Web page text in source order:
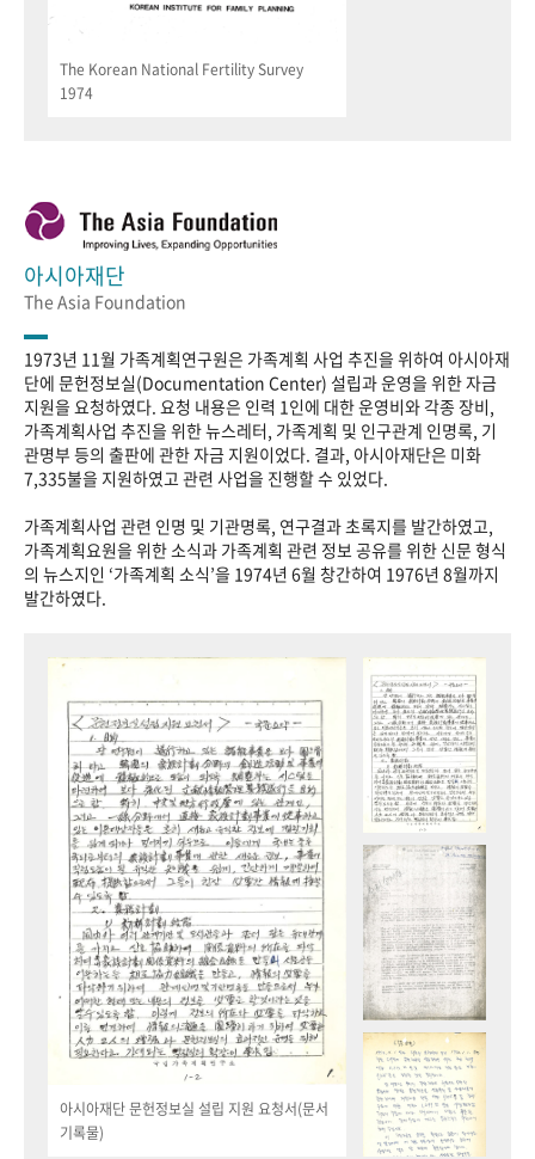
The Korean National Fertility Survey
1974
아시아재단
The Asia Foundation
1973년 11월 가족계획연구원은 가족계획 사업 추진을 위하여 아시아재
단에 문헌정보실(Documentation Center) 설립과 운영을 위한 자금
지원을 요청하였다. 요청 내용은 인력 1인에 대한 운영비와 각종 장비,
가족계획사업 추진을 위한 뉴스레터, 가족계획 및 인구관계 인명록, 기
관명부 등의 출판에 관한 자금 지원이었다. 결과, 아시아재단은 미화
7,335불을 지원하였고 관련 사업을 진행할 수 있었다.
가족계획사업 관련 인명 및 기관명록, 연구결과 초록지를 발간하였고,
가족계획요원을 위한 소식과 가족계획 관련 정보 공유를 위한 신문 형식
의 뉴스지인 ‘가족계획 소식’을 1974년 6월 창간하여 1976년 8월까지
발간하였다.
아시아재단 문헌정보실 설립 지원 요청서(문서
기록물)